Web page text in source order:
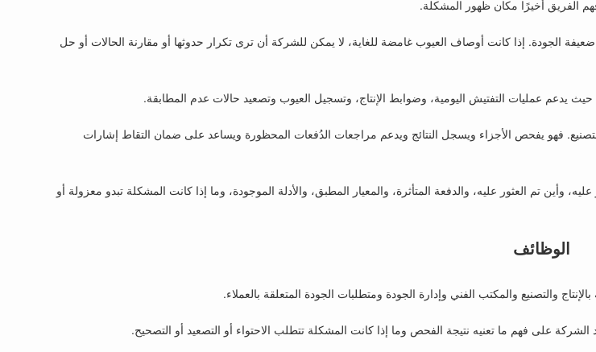
الفريق أخيرًا مكان ظهور المشكلة.
الجودة. إذا كانت أوصاف العيوب غامضة للغاية، لا يمكن للشركة أن ترى تكرار حدوثها أو مقارنة الحالات أو حل
فهو يفحص الأجزاء ويسجل النتائج ويدعم مراجعات الدُفعات المحظورة ويساعد على ضمان التقاط إشارات
تم العثور عليه، والدفعة المتأثرة، والمعيار المطبق، والأدلة الموجودة، وما إذا كانت المشكلة تبدو معزولة أو
الوظائف
والتصنيع والمكتب الفني وإدارة الجودة ومتطلبات الجودة المتعلقة بالعملاء.
على فهم ما تعنيه نتيجة الفحص وما إذا كانت المشكلة تتطلب الاحتواء أو التصعيد أو التصحيح.